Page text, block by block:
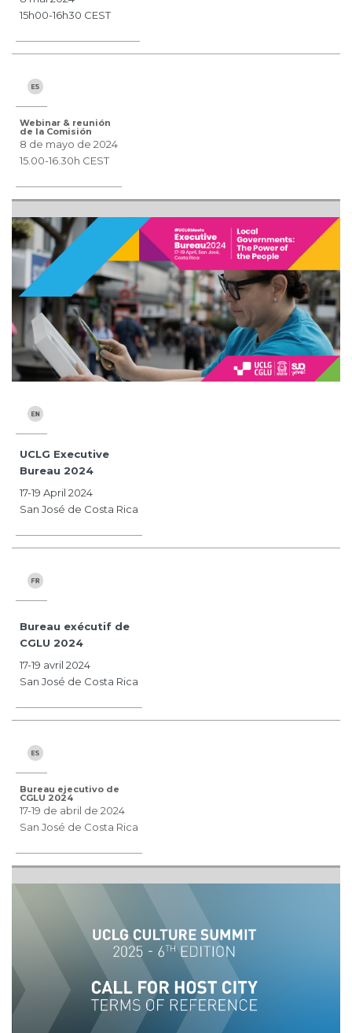
15h00-16h30 CEST
Webinar & reunión
de la Comisión
8 de mayo de 2024
15.00-16.30h CEST
UCLG Executive
Bureau 2024
17-19 April 2024
San José de Costa Rica
Bureau exécutif de
CGLU 2024
17-19 avril 2024
San José de Costa Rica
Bureau ejecutivo de
CGLU 2024
17-19 de abril de 2024
San José de Costa Rica